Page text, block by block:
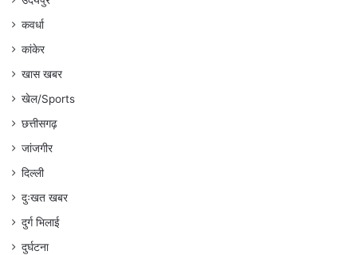
कवर्धा
कांकेर
खास खबर
खेल/Sports
छत्तीसगढ़
जांजगीर
दिल्ली
दुःखत खबर
दुर्ग भिलाई
दुर्घटना